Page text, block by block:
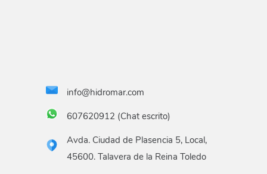
info@hidromar.com
607620912 (Chat escrito)
Avda. Ciudad de Plasencia 5, Local,
45600. Talavera de la Reina Toledo